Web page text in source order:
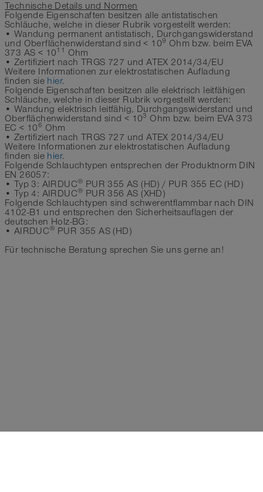
Technische Details und Normen
Folgende Eigenschaften besitzen alle antistatischen
Schläuche, welche in dieser Rubrik vorgestellt werden:
• Wandung permanent antistatisch, Durchgangswiderstand
und Oberflächenwiderstand sind < 109 Ohm bzw. beim EVA
373 AS < 10 11
Ohm
• Zertifiziert nach TRGS 727 und ATEX 2014/34/EU
Weitere Informationen zur elektrostatischen Aufladung
finden sie hier.
Folgende Eigenschaften besitzen alle elektrisch leitfähigen
Schläuche, welche in dieser Rubrik vorgestellt werden:
• Wandung elektrisch leitfähig, Durchgangswiderstand und
Oberflächenwiderstand sind < 103 Ohm bzw. beim EVA 373
EC < 106 Ohm
• Zertifiziert nach TRGS 727 und ATEX 2014/34/EU
Weitere Informationen zur elektrostatischen Aufladung
finden sie hier.
Folgende Schlauchtypen entsprechen der Produktnorm DIN
EN 26057:
• Typ 3: AIRDUC® PUR 355 AS (HD) / PUR 355 EC (HD)
• Typ 4: AIRDUC® PUR 356 AS (XHD)
Folgende Schlauchtypen sind schwerentflammbar nach DIN
4102-B1 und entsprechen den Sicherheitsauflagen der
deutschen Holz-BG:
• AIRDUC® PUR 355 AS (HD)
Für technische Beratung sprechen Sie uns gerne an!